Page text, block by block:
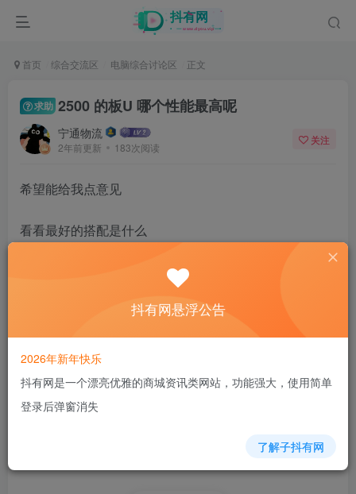
首页 综合交流区 电脑综合讨论区 正文
求助 2500 的板U 哪个性能最高呢
宁通物流
2年前更新 183次阅读
关注
希望能给我点意见
看看最好的搭配是什么
抖有网悬浮公告
2026年新年快乐
抖有网是一个漂亮优雅的商城资讯类网站，功能强大，使用简单
登录后弹窗消失
了解子抖有网